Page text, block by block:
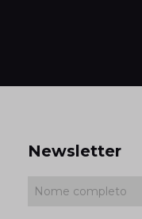
Newsletter